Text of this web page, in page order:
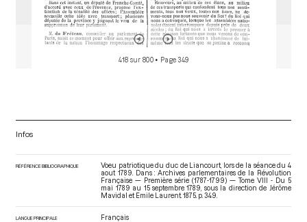
418 sur 800 • Page 349
Infos
RÉFÉRENCE BIBLIOGRAPHIQUE
Voeu patriotique du duc de Liancourt, lors de la séance du 4
aout 1789. Dans : Archives parlementaires de la Révolution
Française — Première série (1787-1799) — Tome VIII - Du 5
mai 1789 au 15 septembre 1789 , sous la direction de Jérôme
Mavidal et Emile Laurent. 1875. p. 349.
LANGUE PRINCIPALE Français